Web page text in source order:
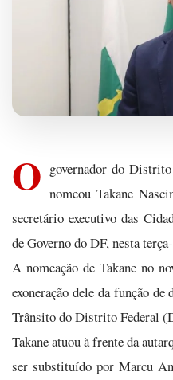
O governador do
nomeou Takane
secretário executivo das
de Governo do DF, nesta
A nomeação de Takane no
exoneração dele da função
Trânsito do Distrito Federal
Takane atuou à frente da
ser substituído por Marcu